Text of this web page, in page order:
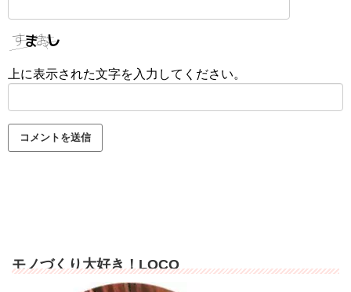
上に表示された文字を入力してください。
モノづくり大好き！LOCO